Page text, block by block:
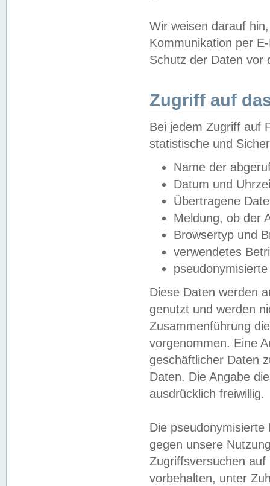
Wir weisen darauf
Kommunikation per
Schutz der Daten vor
Zugriff auf
Bei jedem Zugriff auf
statistische und
Name der
Datum und
Übertragene
Meldung, ob der
Browsertyp und
verwendetes
Diese Daten werden
genutzt und werden
Zusammenführung
vorgenommen. Eine
geschäftlicher Daten
Daten. Die Angabe
ausdrücklich freiwillig.
Die
gegen unsere
Zugriffsversuchen
vorbehalten, unter